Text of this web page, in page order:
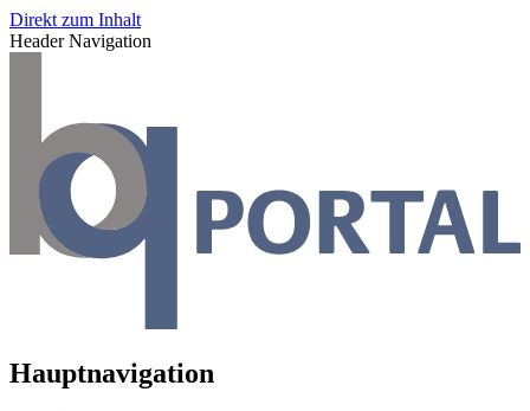
Direkt zum Inhalt
Header Navigation
Hauptnavigation